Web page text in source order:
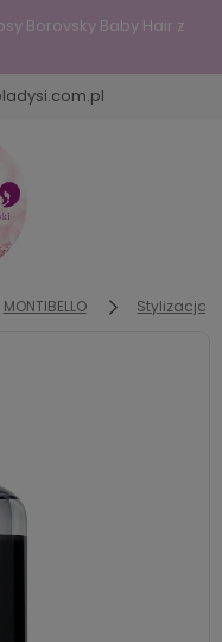
Borovsky Baby Hair z
oferty lub
produkty do
MONTIBELLO Stylizacja